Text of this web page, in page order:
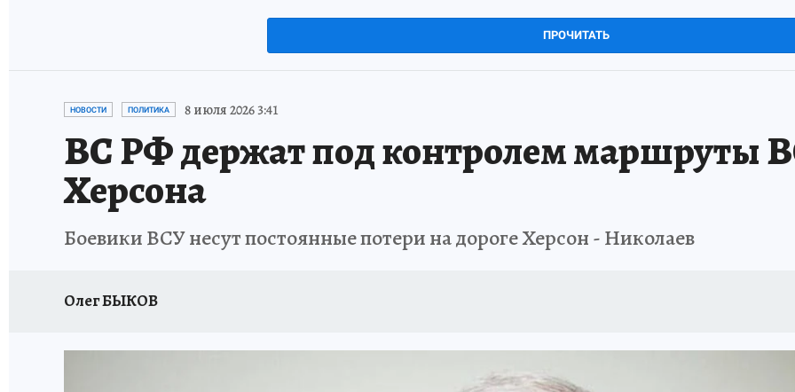
ПРОЧИТАТЬ
НОВОСТИ ПОЛИТИКА 8 июля 2026 3:41
ВС РФ держат под контролем маршруты
Херсона
Боевики ВСУ несут постоянные потери на дороге Херсон - Николаев
Олег БЫКОВ